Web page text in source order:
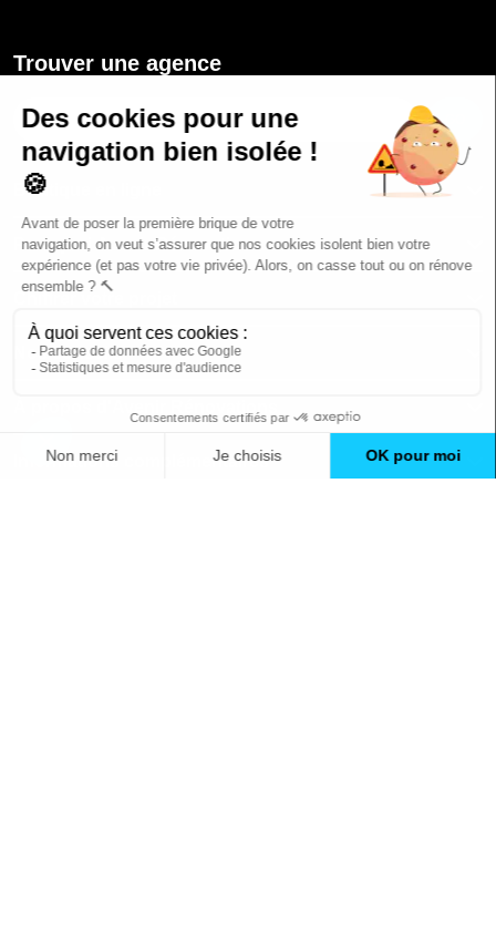
Trouver une agence
Boutique en ligne
Pourquoi Avenir Rénovations
Nos conseils
Informations complémentaires